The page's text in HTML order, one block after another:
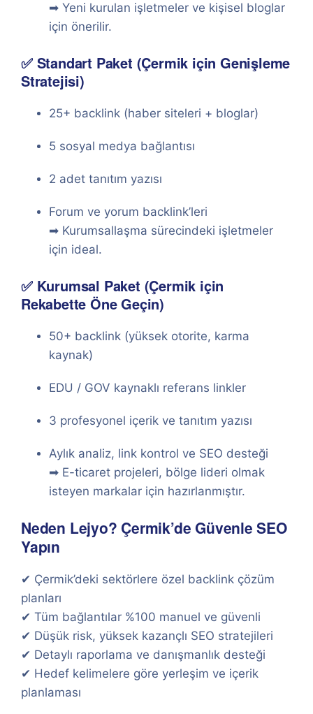
➡ Yeni kurulan işletmeler ve kişisel bloglar
için önerilir.
✅ Standart Paket (Çermik için Genişleme
Stratejisi)
25+ backlink (haber siteleri + bloglar)
5 sosyal medya bağlantısı
2 adet tanıtım yazısı
Forum ve yorum backlink’leri
➡ Kurumsallaşma sürecindeki işletmeler
için ideal.
✅ Kurumsal Paket (Çermik için
Rekabette Öne Geçin)
50+ backlink (yüksek otorite, karma
kaynak)
EDU / GOV kaynaklı referans linkler
3 profesyonel içerik ve tanıtım yazısı
Aylık analiz, link kontrol ve SEO desteği
➡ E-ticaret projeleri, bölge lideri olmak
isteyen markalar için hazırlanmıştır.
Neden Lejyo? Çermik’de Güvenle SEO
Yapın
✔ Çermik’deki sektörlere özel backlink çözüm
planları
✔ Tüm bağlantılar %100 manuel ve güvenli
✔ Düşük risk, yüksek kazançlı SEO stratejileri
✔ Detaylı raporlama ve danışmanlık desteği
✔ Hedef kelimelere göre yerleşim ve içerik
planlaması